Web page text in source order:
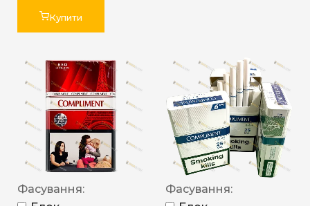
Купити
Фасування:
Фасування: